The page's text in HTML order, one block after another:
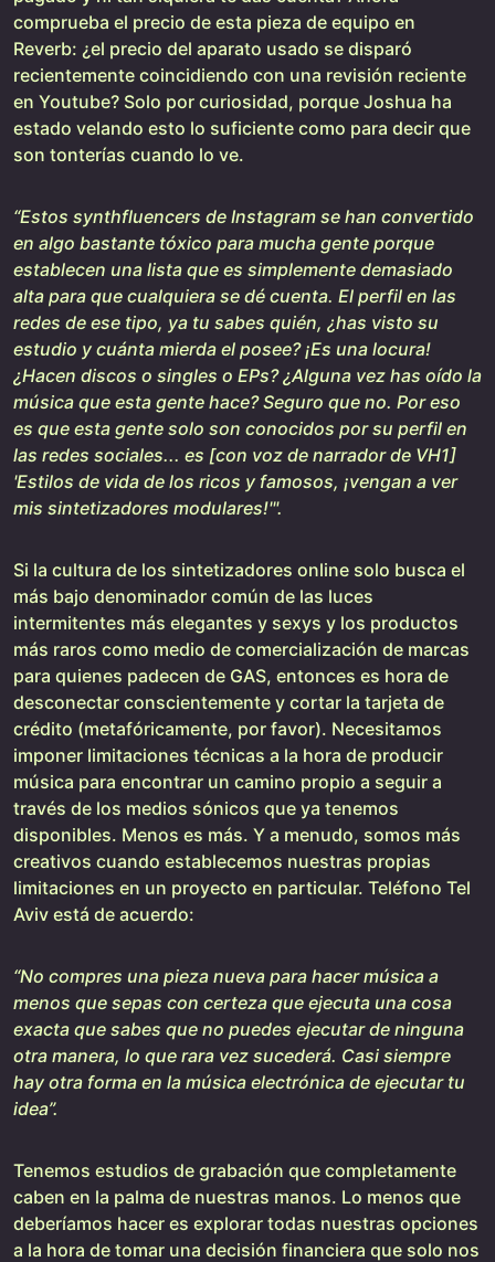
comprueba el precio de esta pieza de equipo en
Reverb: ¿el precio del aparato usado se disparó
recientemente coincidiendo con una revisión reciente
en Youtube? Solo por curiosidad, porque Joshua ha
estado velando esto lo suficiente como para decir que
son tonterías cuando lo ve.
“Estos synthfluencers de Instagram se han convertido
en algo bastante tóxico para mucha gente porque
establecen una lista que es simplemente demasiado
alta para que cualquiera se dé cuenta. El perfil en las
redes de ese tipo, ya tu sabes quién, ¿has visto su
estudio y cuánta mierda el posee? ¡Es una locura!
¿Hacen discos o singles o EPs? ¿Alguna vez has oído la
música que esta gente hace? Seguro que no. Por eso
es que esta gente solo son conocidos por su perfil en
las redes sociales... es [con voz de narrador de VH1]
'Estilos de vida de los ricos y famosos, ¡vengan a ver
mis sintetizadores modulares!'".
Si la cultura de los sintetizadores online solo busca el
más bajo denominador común de las luces
intermitentes más elegantes y sexys y los productos
más raros como medio de comercialización de marcas
para quienes padecen de GAS, entonces es hora de
desconectar conscientemente y cortar la tarjeta de
crédito (metafóricamente, por favor). Necesitamos
imponer limitaciones técnicas a la hora de producir
música para encontrar un camino propio a seguir a
través de los medios sónicos que ya tenemos
disponibles. Menos es más. Y a menudo, somos más
creativos cuando establecemos nuestras propias
limitaciones en un proyecto en particular. Teléfono Tel
Aviv está de acuerdo:
“No compres una pieza nueva para hacer música a
menos que sepas con certeza que ejecuta una cosa
exacta que sabes que no puedes ejecutar de ninguna
otra manera, lo que rara vez sucederá. Casi siempre
hay otra forma en la música electrónica de ejecutar tu
idea”.
Tenemos estudios de grabación que completamente
caben en la palma de nuestras manos. Lo menos que
deberíamos hacer es explorar todas nuestras opciones
a la hora de tomar una decisión financiera que solo nos